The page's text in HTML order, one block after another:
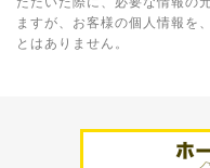
ますが、お客様の個人情報を
とはありません。